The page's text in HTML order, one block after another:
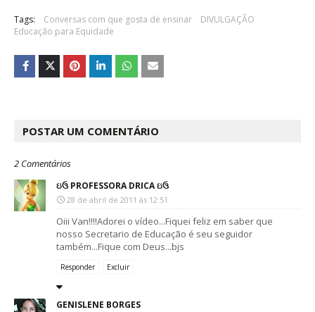
Tags: Conversas com que gosta de ensinar
DIVULGAÇÃO
Educação para Equidade
POSTAR UM COMENTÁRIO
2 Comentários
ઇઉ PROFESSORA DRICA ઇઉ
28 de abril de 2011 às 12:51
Oiii Van!!!!Adorei o vídeo...Fiquei feliz em saber que
nosso Secretario de Educação é seu seguidor
também...Fique com Deus...bjs
Responder Excluir
GENISLENE BORGES